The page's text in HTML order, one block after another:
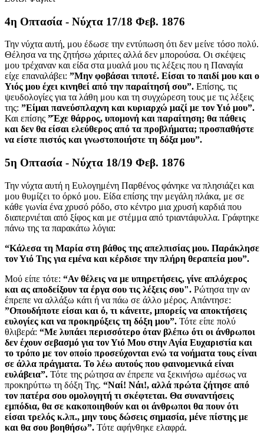
4η Οπτασία - Νύχτα 17/18 Φεβ. 1876
Την νύχτα αυτή, μου έδωσε την εντύπωση ότι δεν μείνε τόσο πολύ.
Θέλησα να της ζητήσω χάριτες αλλά δεν μπορούσα. Οι σκέψεις
μου τρέχαναν και είδα στα μυαλά μου τις λέξεις που η Παναγία
είχε επαναλάβει: ”Μην φοβάσαι τιποτέ. Είσαι το παιδί μου και ο
Υιός μου έχει κινηθεί από την παραίτησή σου”. Επίσης, τις
ψευδολογίες για τα λάθη μου και τη συγχώρεση τους με τις λέξεις
της: ”Είμαι πανεύσπλαχνη και κυριαρχώ μαζί με τον Υιό μου”.
Και επίσης ”Έχε θάρρος, υπομονή και παραίτηση; θα πάθεις
και δεν θα είσαι ελεύθερος από τα προβλήματα; προσπαθήστε
να είστε πιστός και γνωστοποιήστε τη δόξα μου”.
5η Οπτασία - Νύχτα 18/19 Φεβ. 1876
Την νύχτα αυτή η Ευλογημένη Παρθένος φάνηκε να πλησιάζει και
μου θυμίζει το όρκό μου. Είδα επίσης την μεγάλη πλάκα, με σε
κάθε γωνία ένα χρυσό ρόδο, στο κέντρο μια χρυσή καρδιά που
διαπερνιέται από ξίφος και με στέμμα από τριαντάφυλλα. Γράφτηκε
πάνω της τα παρακάτω λόγια:
“Κάλεσα τη Μαρία στη βάθος της απελπισίας μου. Παράκλησε
τον Υιό Της για εμένα και κέρδισε την πλήρη θεραπεία μου”.
Μού είπε τότε: “Αν θέλεις να με υπηρετήσεις, γίνε απλόχερος
και ας αποδείξουν τα έργα σου τις λέξεις σου". Ρώτησα την αν
έπρεπε να αλλάξω κάτι ή να πάω σε άλλο μέρος. Απάντησε:
”Οπουδήποτε είσαι και ό, τι κάνειτε, μπορείς να αποκτήσεις
ευλογίες και να προκηρύξεις τη δόξη μου”. Τότε είπε πολύ
θλιβερά: “Με λυπάει περισσότερο όταν βλέπω ότι οι άνθρωποι
δεν έχουν σεβασμό για τον Υιό Μου στην Αγία Ευχαριστία και
το τρόπο με τον οποίο προσεύχονται ενώ τα νοήματα τους είναι
σε άλλα πράγματα. Το λέω αυτούς που φαινομενικά είναι
ευλάβεια”. Τότε της ρώτησα αν έπρεπε να ξεκινήσω αμέσως να
προκηρύττω τη δόξη Της. “Ναί! Νάι!, αλλά πρώτα ζήτησε από
τον πατέρα σου ομολογητή τι σκέφτεται. Θα συναντήσεις
εμπόδια, θα σε κακοποιηθούν και οι άνθρωποι θα πουν ότι
είσαι τρελός κ.λπ., μην τους δώσεις σημασία, μένε πίστης με
και θα σου βοηθήσω”. Τότε αφήνθηκε ελαφρά.